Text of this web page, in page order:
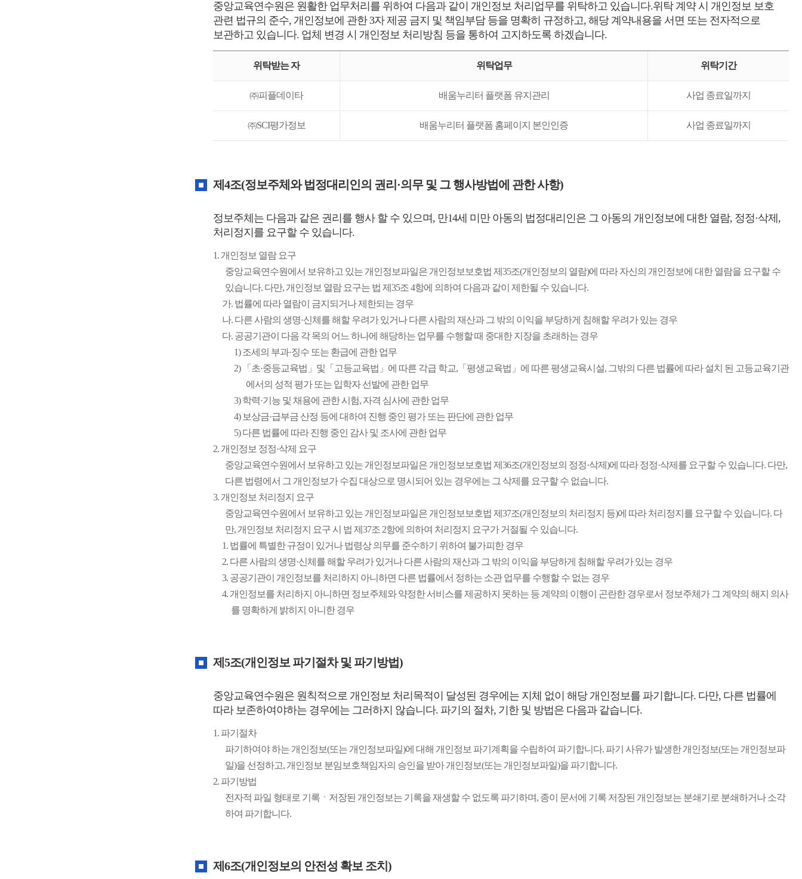
방
침
중앙교육연수원은 원활한 업무처리를 위하여 다음과 같이 개인정보 처리업무를 위탁하고 있습니다.위탁 계약 시 개인정보 보호
관련 법규의 준수, 개인정보에 관한 3자 제공 금지 및 책임부담 등을 명확히 규정하고, 해당 계약내용을 서면 또는 전자적으로
보관하고 있습니다. 업체 변경 시 개인정보 처리방침 등을 통하여 고지하도록 하겠습니다.
보
방
침
위탁받는 자 위탁업무 위탁기간
㈜피플데이타 배움누리터 플랫폼 유지관리 사업 종료일까지
㈜SCI평가정보 배움누리터 플랫폼 홈페이지 본인인증 사업 종료일까지
제4조(정보주체와 법정대리인의 권리·의무 및 그 행사방법에 관한 사항)
정보주체는 다음과 같은 권리를 행사 할 수 있으며, 만14세 미만 아동의 법정대리인은 그 아동의 개인정보에 대한 열람, 정정·삭제,
처리정지를 요구할 수 있습니다.
1. 개인정보 열람 요구
중앙교육연수원에서 보유하고 있는 개인정보파일은 개인정보보호법 제35조(개인정보의 열람)에 따라 자신의 개인정보에 대한 열람을 요구할 수
있습니다. 다만, 개인정보 열람 요구는 법 제35조 4항에 의하여 다음과 같이 제한될 수 있습니다.
가. 법률에 따라 열람이 금지되거나 제한되는 경우
나. 다른 사람의 생명·신체를 해할 우려가 있거나 다른 사람의 재산과 그 밖의 이익을 부당하게 침해할 우려가 있는 경우
다. 공공기관이 다음 각 목의 어느 하나에 해당하는 업무를 수행할 때 중대한 지장을 초래하는 경우
1) 조세의 부과·징수 또는 환급에 관한 업무
2) 「초·중등교육법」및「고등교육법」에 따른 각급 학교,「평생교육법」에 따른 평생교육시설, 그밖의 다른 법률에 따라 설치 된 고등교육기관
에서의 성적 평가 또는 입학자 선발에 관한 업무
3) 학력·기능 및 채용에 관한 시험, 자격 심사에 관한 업무
4) 보상금·급부금 산정 등에 대하여 진행 중인 평가 또는 판단에 관한 업무
5) 다른 법률에 따라 진행 중인 감사 및 조사에 관한 업무
2. 개인정보 정정·삭제 요구
중앙교육연수원에서 보유하고 있는 개인정보파일은 개인정보보호법 제36조(개인정보의 정정·삭제)에 따라 정정·삭제를 요구할 수 있습니다. 다만,
다른 법령에서 그 개인정보가 수집 대상으로 명시되어 있는 경우에는 그 삭제를 요구할 수 없습니다.
3. 개인정보 처리정지 요구
중앙교육연수원에서 보유하고 있는 개인정보파일은 개인정보보호법 제37조(개인정보의 처리정지 등)에 따라 처리정지를 요구할 수 있습니다. 다
만, 개인정보 처리정지 요구 시 법 제37조 2항에 의하여 처리정지 요구가 거절될 수 있습니다.
1. 법률에 특별한 규정이 있거나 법령상 의무를 준수하기 위하여 불가피한 경우
2. 다른 사람의 생명·신체를 해할 우려가 있거나 다른 사람의 재산과 그 밖의 이익을 부당하게 침해할 우려가 있는 경우
3. 공공기관이 개인정보를 처리하지 아니하면 다른 법률에서 정하는 소관 업무를 수행할 수 없는 경우
4. 개인정보를 처리하지 아니하면 정보주체와 약정한 서비스를 제공하지 못하는 등 계약의 이행이 곤란한 경우로서 정보주체가 그 계약의 해지 의사
를 명확하게 밝히지 아니한 경우
제5조(개인정보 파기절차 및 파기방법)
중앙교육연수원은 원칙적으로 개인정보 처리목적이 달성된 경우에는 지체 없이 해당 개인정보를 파기합니다. 다만, 다른 법률에
따라 보존하여야하는 경우에는 그러하지 않습니다. 파기의 절차, 기한 및 방법은 다음과 같습니다.
1. 파기절차
파기하여야 하는 개인정보(또는 개인정보파일)에 대해 개인정보 파기계획을 수립하여 파기합니다. 파기 사유가 발생한 개인정보(또는 개인정보파
일)을 선정하고, 개인정보 분임보호책임자의 승인을 받아 개인정보(또는 개인정보파일)을 파기합니다.
2. 파기방법
전자적 파일 형태로 기록ㆍ저장된 개인정보는 기록을 재생할 수 없도록 파기하며, 종이 문서에 기록 저장된 개인정보는 분쇄기로 분쇄하거나 소각
하여 파기합니다.
제6조(개인정보의 안전성 확보 조치)